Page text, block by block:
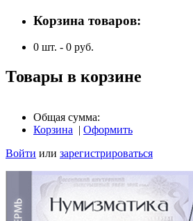
Корзина товаров:
0 шт. - 0 руб.
Товары в корзине
Общая сумма:
Корзина | Оформить
Войти или зарегистрироваться